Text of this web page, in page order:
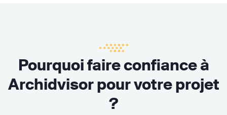
Pourquoi faire confiance à
Archidvisor pour votre projet
?